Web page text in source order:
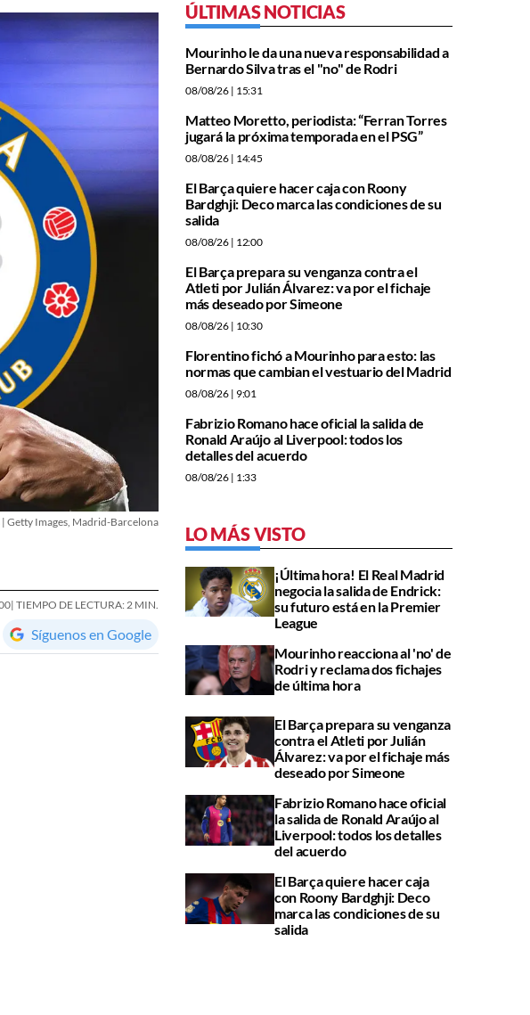
Getty Images, Madrid-Barcelona
| TIEMPO DE LECTURA: 2 MIN.
Síguenos en Google
ÚLTIMAS NOTICIAS
Mourinho le da una nueva responsabilidad a
Bernardo Silva tras el "no" de Rodri
08/08/26 | 15:31
Matteo Moretto, periodista: “Ferran Torres
jugará la próxima temporada en el PSG”
08/08/26 | 14:45
El Barça quiere hacer caja con Roony
Bardghji: Deco marca las condiciones de su
salida
08/08/26 | 12:00
El Barça prepara su venganza contra el
Atleti por Julián Álvarez: va por el fichaje
más deseado por Simeone
08/08/26 | 10:30
Florentino fichó a Mourinho para esto: las
normas que cambian el vestuario del Madrid
08/08/26 | 9:01
Fabrizio Romano hace oficial la salida de
Ronald Araújo al Liverpool: todos los
detalles del acuerdo
08/08/26 | 1:33
LO MÁS VISTO
¡Última hora! El Real Madrid
negocia la salida de Endrick:
su futuro está en la Premier
League
Mourinho reacciona al 'no' de
Rodri y reclama dos fichajes
de última hora
El Barça prepara su venganza
contra el Atleti por Julián
Álvarez: va por el fichaje más
deseado por Simeone
Fabrizio Romano hace oficial
la salida de Ronald Araújo al
Liverpool: todos los detalles
del acuerdo
El Barça quiere hacer caja
con Roony Bardghji: Deco
marca las condiciones de su
salida